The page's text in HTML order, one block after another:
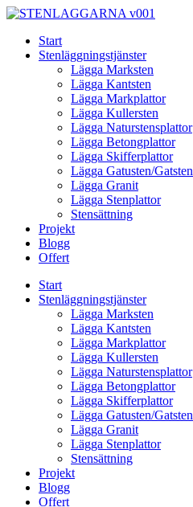
Skip
contentStart
Stenläggningstjänster
Lägga Marksten
Lägga Kantsten
Lägga Markplattor
Lägga Kullersten
Lägga Naturstensplattor
Lägga Betongplattor
Lägga Skifferplattor
Lägga Gatusten/Gatsten
Lägga Granit
Lägga Stenplattor
Stensättning
Projekt
Blogg
Offert
Start
Stenläggningstjänster
Lägga Marksten
Lägga Kantsten
Lägga Markplattor
Lägga Kullersten
Lägga Naturstensplattor
Lägga Betongplattor
Lägga Skifferplattor
Lägga Gatusten/Gatsten
Lägga Granit
Lägga Stenplattor
Stensättning
Projekt
Blogg
Offert